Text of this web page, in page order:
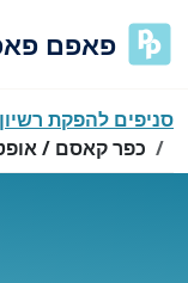
פאפם
סניפים להפקת
כפר קאסם /